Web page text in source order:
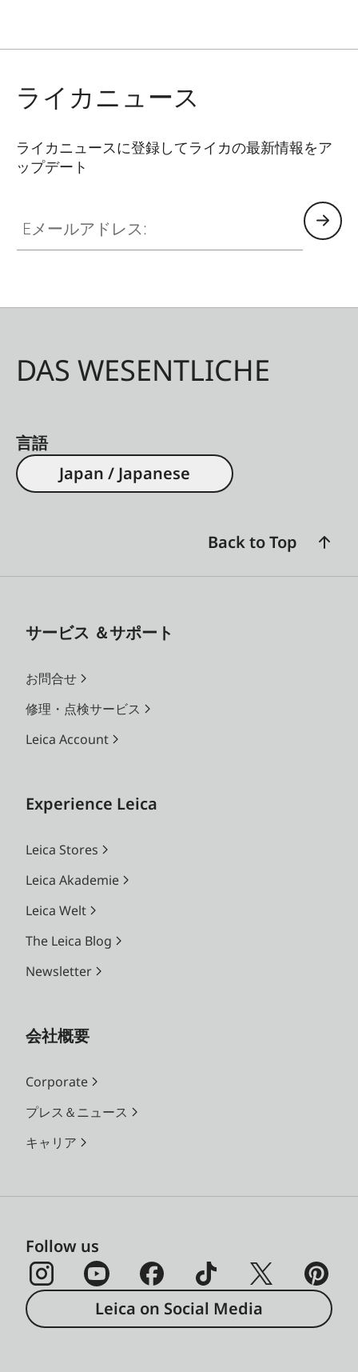
ライカニュース
ライカニュースに登録してライカの最新情報をア
ップデート
DAS WESENTLICHE
言語
Japan / Japanese
Back to Top
サービス ＆サポート
お問合せ
修理・点検サービス
Leica Account
Experience Leica
Leica Stores
Leica Akademie
Leica Welt
The Leica Blog
Newsletter
会社概要
Corporate
プレス＆ニュース
キャリア
Follow us
Leica on Social Media